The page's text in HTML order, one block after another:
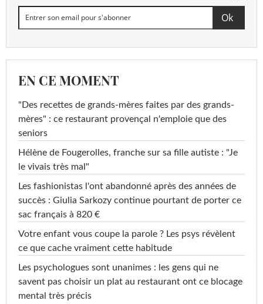
EN CE MOMENT
"Des recettes de grands-mères faites par des grands-
mères" : ce restaurant provençal n'emploie que des
seniors
Hélène de Fougerolles, franche sur sa fille autiste : "Je
le vivais très mal"
Les fashionistas l'ont abandonné après des années de
succès : Giulia Sarkozy continue pourtant de porter ce
sac français à 820 €
Votre enfant vous coupe la parole ? Les psys révèlent
ce que cache vraiment cette habitude
Les psychologues sont unanimes : les gens qui ne
savent pas choisir un plat au restaurant ont ce blocage
mental très précis